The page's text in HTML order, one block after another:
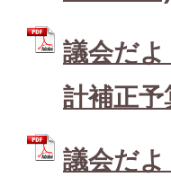
議会だ
計補正
議会だ